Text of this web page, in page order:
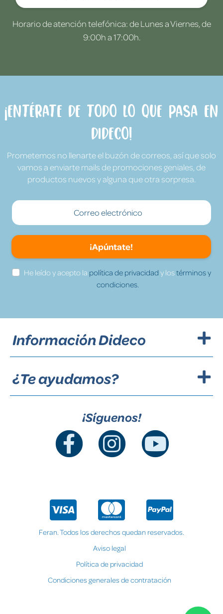
Horario de atención telefónica: de Lunes a Viernes, de
9:00h a 17:00h.
¡Entérate de todo lo que pasa en
Dideco!
Prometemos no llenarte el buzón de correos, así que solo
vamos a enviarte mails de promociones geniales, de
productos nuevos y alguna que otra sorpresa.
¡Apúntate!
He leído y acepto la política de privacidad y lostérminos y
condiciones.
Información Dideco
¿Te ayudamos?
¡Síguenos!
Feran. Todos los derechos quedan reservados.
Aviso legal
Política de privacidad
Condiciones generales de contratación